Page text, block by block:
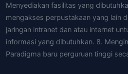
Menyediakan fasilitas yang
mengakses perpustakaan yang lain
jaringan intranet dan atau internet
informasi yang dibutuhkan. 8.
Paradigma baru perguruan tinggi